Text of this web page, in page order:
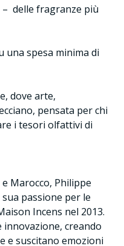
– delle fragranze più
una spesa minima di
dove arte,
pensata per chi
i tesori olfattivi di
Marocco, Philippe
passione per le
Incens nel 2013.
innovazione, creando
e suscitano emozioni